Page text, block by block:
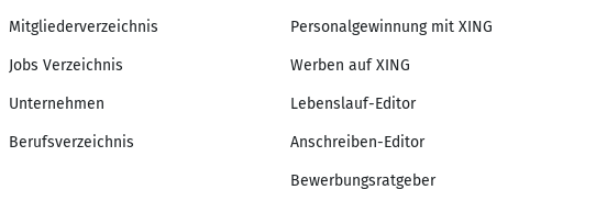
Mitgliederverzeichnis
Jobs Verzeichnis
Unternehmen
Berufsverzeichnis
Personalgewinnung mit XING
Werben auf XING
Lebenslauf-Editor
Anschreiben-Editor
Bewerbungsratgeber